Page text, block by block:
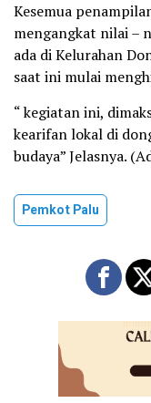
Kesemua
mengangkat nilai –
ada di Kelurahan
saat ini mulai
“ kegiatan ini,
kearifan lokal di
budaya” Jelasnya.
Pemkot Palu